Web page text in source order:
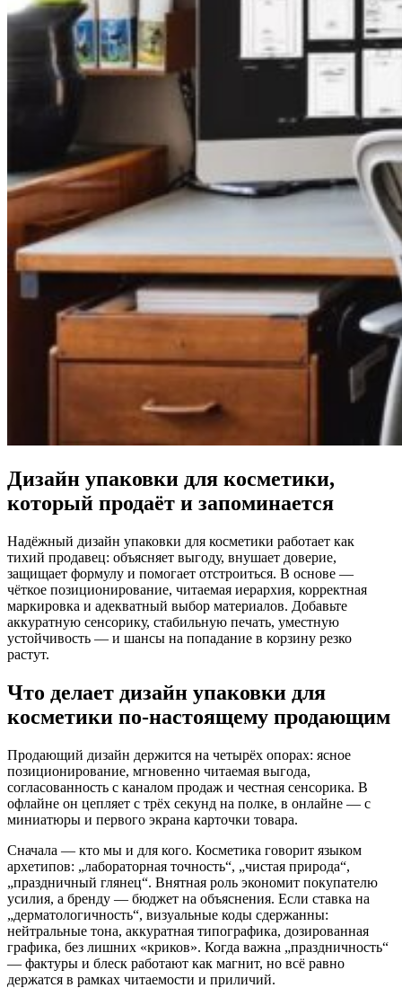
Дизайн упаковки для косметики,
который продаёт и запоминается
Надёжный дизайн упаковки для косметики работает как
тихий продавец: объясняет выгоду, внушает доверие,
защищает формулу и помогает отстроиться. В основе —
чёткое позиционирование, читаемая иерархия, корректная
маркировка и адекватный выбор материалов. Добавьте
аккуратную сенсорику, стабильную печать, уместную
устойчивость — и шансы на попадание в корзину резко
растут.
Что делает дизайн упаковки для
косметики по‑настоящему продающим
Продающий дизайн держится на четырёх опорах: ясное
позиционирование, мгновенно читаемая выгода,
согласованность с каналом продаж и честная сенсорика. В
офлайне он цепляет с трёх секунд на полке, в онлайне — с
миниатюры и первого экрана карточки товара.
Сначала — кто мы и для кого. Косметика говорит языком
архетипов: „лабораторная точность“, „чистая природа“,
„праздничный глянец“. Внятная роль экономит покупателю
усилия, а бренду — бюджет на объяснения. Если ставка на
„дерматологичность“, визуальные коды сдержанны:
нейтральные тона, аккуратная типографика, дозированная
графика, без лишних «криков». Когда важна „праздничность“
— фактуры и блеск работают как магнит, но всё равно
держатся в рамках читаемости и приличий.